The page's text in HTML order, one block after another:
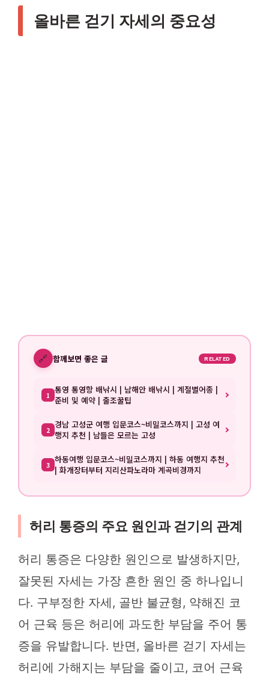
올바른 걷기 자세의 중요성
🔗 함께보면 좋은 글 RELATED
1 통영 통영항 배낚시 | 남해안 배낚시 | 계절별어종 |
준비 및 예약 | 출조꿀팁
2 경남 고성군 여행 입문코스~비밀코스까지 | 고성 여
행지 추천 | 남들은 모르는 고성
3 하동여행 입문코스~비밀코스까지 | 하동 여행지 추천
| 화개장터부터 지리산파노라마 계곡비경까지
허리 통증의 주요 원인과 걷기의 관계
허리 통증은 다양한 원인으로 발생하지만,
잘못된 자세는 가장 흔한 원인 중 하나입니
다. 구부정한 자세, 골반 불균형, 약해진 코
어 근육 등은 허리에 과도한 부담을 주어 통
증을 유발합니다. 반면, 올바른 걷기 자세는
허리에 가해지는 부담을 줄이고, 코어 근육